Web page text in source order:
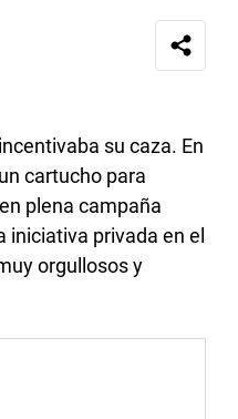
su caza. En
cartucho para
plena campaña
iniciativa privada en el
orgullosos y